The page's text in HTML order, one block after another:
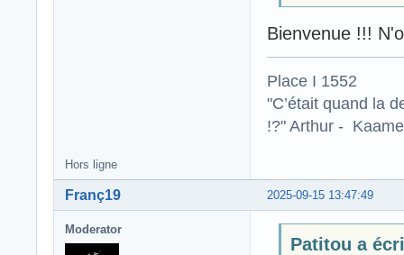
Bienvenue !!!
Place I 1552
"C’était quand la
!?" Arthur -
Hors ligne
2025-09-15 13:47:49
Franç19
Moderator
Patitou a